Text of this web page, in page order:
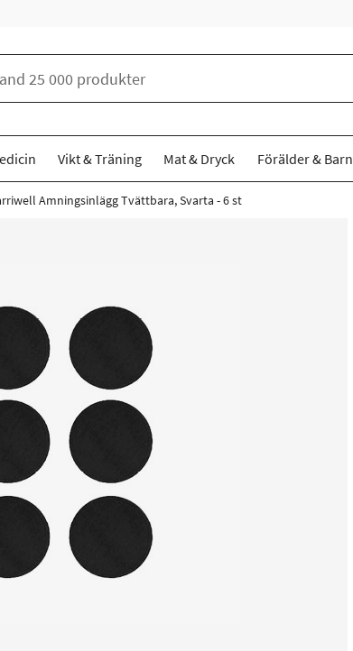
Vikt & Träning Mat & Dryck Förälder & Barn
Amningsinlägg Tvättbara, Svarta - 6 st